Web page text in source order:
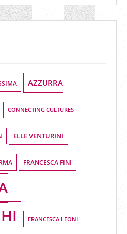
AZZURRA
CONNECTING CULTURES
ELLE VENTURINI
FRANCESCA FINI
FRANCESCA LEONI